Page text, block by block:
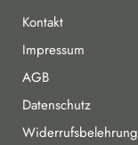
Kontakt
Impressum
AGB
Datenschutz
Widerrufsbelehrung